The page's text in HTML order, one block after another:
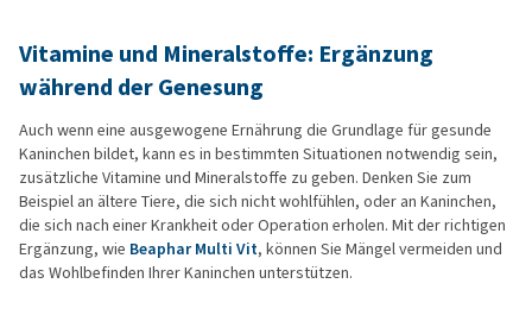
Vitamine und Mineralstoffe: Ergänzung
während der Genesung
Auch wenn eine ausgewogene Ernährung die Grundlage für gesunde
Kaninchen bildet, kann es in bestimmten Situationen notwendig sein,
zusätzliche Vitamine und Mineralstoffe zu geben. Denken Sie zum
Beispiel an ältere Tiere, die sich nicht wohlfühlen, oder an Kaninchen,
die sich nach einer Krankheit oder Operation erholen. Mit der richtigen
Ergänzung, wie Beaphar Multi Vit, können Sie Mängel vermeiden und
das Wohlbefinden Ihrer Kaninchen unterstützen.